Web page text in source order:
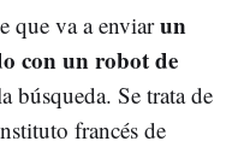
que va a enviarun
con un robot de
búsqueda. Se trata de
francés de